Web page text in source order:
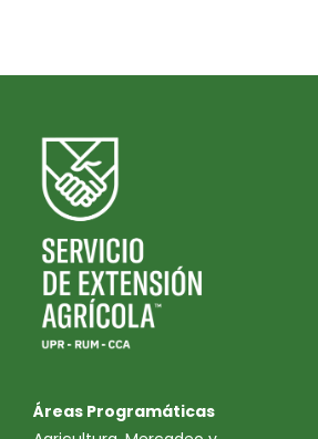
Áreas Programáticas